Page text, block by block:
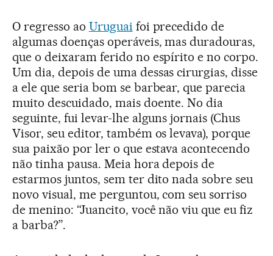
O regresso ao Uruguai foi precedido de
algumas doenças operáveis, mas duradouras,
que o deixaram ferido no espírito e no corpo.
Um dia, depois de uma dessas cirurgias, disse
a ele que seria bom se barbear, que parecia
muito descuidado, mais doente. No dia
seguinte, fui levar-lhe alguns jornais (Chus
Visor, seu editor, também os levava), porque
sua paixão por ler o que estava acontecendo
não tinha pausa. Meia hora depois de
estarmos juntos, sem ter dito nada sobre seu
novo visual, me perguntou, com seu sorriso
de menino: “Juancito, você não viu que eu fiz
a barba?”.